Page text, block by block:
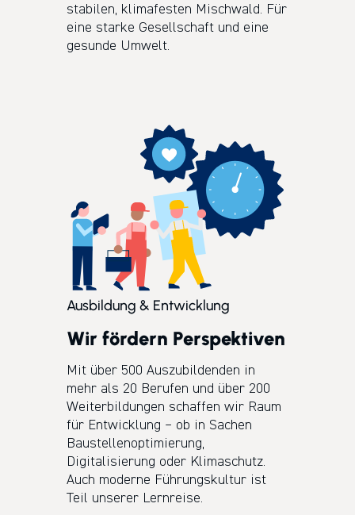
stabilen, klimafesten Mischwald. Für
eine starke Gesellschaft und eine
gesunde Umwelt.
Ausbildung & Entwicklung
Wir fördern Perspektiven
Mit über 500 Auszubildenden in
mehr als 20 Berufen und über 200
Weiterbildungen schaffen wir Raum
für Entwicklung – ob in Sachen
Baustellenoptimierung,
Digitalisierung oder Klimaschutz.
Auch moderne Führungskultur ist
Teil unserer Lernreise.